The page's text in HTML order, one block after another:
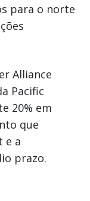
para o norte
Alliance
Pacific
20% em
que
e a
prazo.